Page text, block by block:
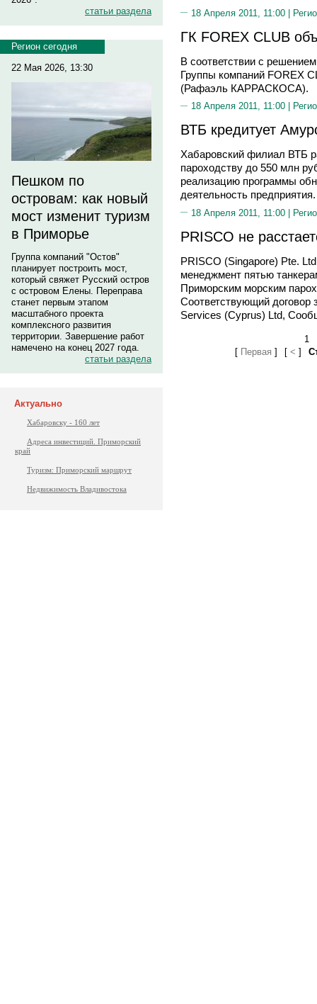
статьи раздела
Регион сегодня
22 Мая 2026, 13:30
Пешком по
островам: как новый
мост изменит туризм
в Приморье
Группа компаний "Остов"
планирует построить мост,
который свяжет Русский остров
с островом Елены. Переправа
станет первым этапом
масштабного проекта
комплексного развития
территории. Завершение работ
намечено на конец 2027 года.
статьи раздела
Актуально
Хабаровску - 160 лет
Адреса инвестиций. Приморский
край
Туризм: Приморский маршрут
Недвижимость Владивостока
18 Апреля 2011, 11:00 |
ГК FOREX CLUB
В соответствии с
Группы компаний FOREX
(Рафаэль КАРРАСКОСА).
18 Апреля 2011, 11:00 |
ВТБ кредитует
Хабаровский филиал ВТБ
пароходству до 550 млн
реализацию программы
деятельность предприятия.
18 Апреля 2011, 11:00 |
PRISCO не
PRISCO (Singapore) Pte.
менеджмент пятью
Приморским морским
Соответствующий договор
Services (Cyprus) Ltd,
1
[Первая ] [< ]